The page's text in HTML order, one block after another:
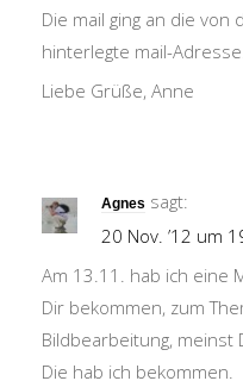
Die mail ging an die von
hinterlegte mail-
Liebe Grüße, Anne
Agnes sagt:
20 Nov. ’12 um
Am 13.11. hab ich eine
Dir bekommen, zum
Bildbearbeitung, meinst
Die hab ich bekommen.